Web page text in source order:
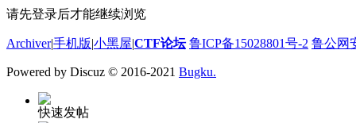
请先登录后才能继续浏览
Archiver|手机版|小黑屋|CTF论坛 鲁ICP备15028801号-2 鲁公网
Powered by Discuz © 2016-2021 Bugku.
快速发帖